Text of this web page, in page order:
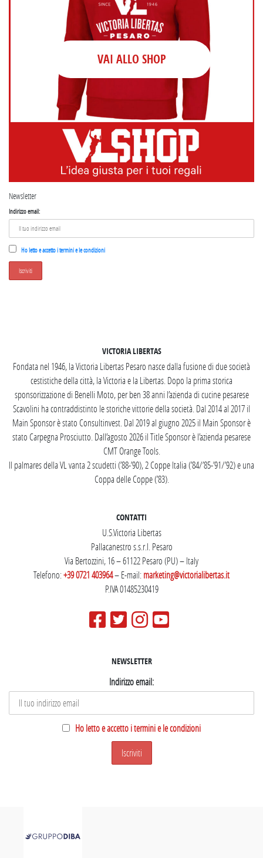
VAI ALLO SHOP
Newsletter
Indirizzo email:
Ho letto e accetto i termini e le condizioni
VICTORIA LIBERTAS
Fondata nel 1946, la Victoria Libertas Pesaro nasce dalla fusione di due società
cestistiche della città, la Victoria e la Libertas. Dopo la prima storica
sponsorizzazione di Benelli Moto, per ben 38 anni l’azienda di cucine pesarese
Scavolini ha contraddistinto le storiche vittorie della società. Dal 2014 al 2017 il
Main Sponsor è stato Consultinvest. Dal 2019 al giugno 2025 il Main Sponsor è
stato Carpegna Prosciutto. Dall’agosto 2026 il Title Sponsor è l’azienda pesarese
CMT Orange Tools.
Il palmares della VL vanta 2 scudetti (’88-’90), 2 Coppe Italia (’84/’85-’91/’92) e una
Coppa delle Coppe (’83).
CONTATTI
U.S.Victoria Libertas
Pallacanestro s.s.r.l. Pesaro
Via Bertozzini, 16 – 61122 Pesaro (PU) – Italy
Telefono:+39 0721 403964– E-mail:marketing@victorialibertas.it
P.IVA 01485230419
NEWSLETTER
Indirizzo email:
Ho letto e accetto i termini e le condizioni